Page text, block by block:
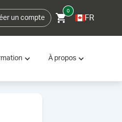
un compte
0
FR
À propos